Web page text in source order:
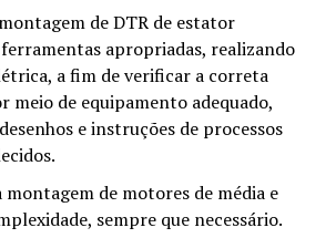
de DTR de estator
apropriadas, realizando
a fim de verificar a correta
meio de equipamento adequado,
e instruções de processos
de motores de média e
sempre que necessário.